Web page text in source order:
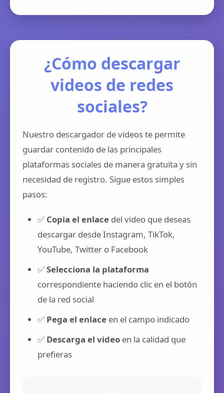
¿Cómo descargar
videos de redes
sociales?
Nuestro descargador de videos te permite
guardar contenido de las principales
plataformas sociales de manera gratuita y sin
necesidad de registro. Sigue estos simples
pasos:
✅ Copia el enlace del video que deseas
descargar desde Instagram, TikTok,
YouTube, Twitter o Facebook
✅Selecciona la plataforma
correspondiente haciendo clic en el botón
de la red social
✅ Pega el enlace en el campo indicado
✅ Descarga el video en la calidad que
prefieras